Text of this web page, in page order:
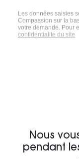
Les données saisies
Compassion sur la
votre demande. Pour
confidentialité du site
Nous
pendant